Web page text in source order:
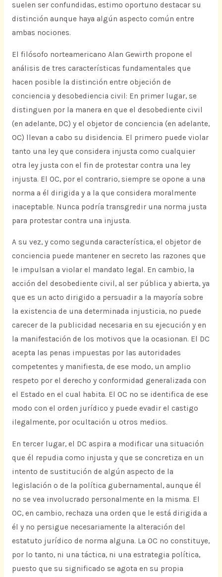
suelen ser confundidas, estimo oportuno destacar su
distinción aunque haya algún aspecto común entre
ambas nociones.
El filósofo norteamericano Alan Gewirth propone el
análisis de tres características fundamentales que
hacen posible la distinción entre objeción de
conciencia y desobediencia civil: En primer lugar, se
distinguen por la manera en que el desobediente civil
(en adelante, DC) y el objetor de conciencia (en adelante,
OC) llevan a cabo su disidencia. El primero puede violar
tanto una ley que considera injusta como cualquier
otra ley justa con el fin de protestar contra una ley
injusta. El OC, por el contrario, siempre se opone a una
norma a él dirigida y a la que considera moralmente
inaceptable. Nunca podría transgredir una norma justa
para protestar contra una injusta.
A su vez, y como segunda característica, el objetor de
conciencia puede mantener en secreto las razones que
le impulsan a violar el mandato legal. En cambio, la
acción del desobediente civil, al ser pública y abierta, ya
que es un acto dirigido a persuadir a la mayoría sobre
la existencia de una determinada injusticia, no puede
carecer de la publicidad necesaria en su ejecución y en
la manifestación de los motivos que la ocasionan. El DC
acepta las penas impuestas por las autoridades
competentes y manifiesta, de ese modo, un amplio
respeto por el derecho y conformidad generalizada con
el Estado en el cual habita. El OC no se identifica de ese
modo con el orden jurídico y puede evadir el castigo
ilegalmente, por ocultación u otros medios.
En tercer lugar, el DC aspira a modificar una situación
que él repudia como injusta y que se concretiza en un
intento de sustitución de algún aspecto de la
legislación o de la política gubernamental, aunque él
no se vea involucrado personalmente en la misma. El
OC, en cambio, rechaza una orden que le está dirigida a
él y no persigue necesariamente la alteración del
estatuto jurídico de norma alguna. La OC no constituye,
por lo tanto, ni una táctica, ni una estrategia política,
puesto que su significado se agota en su propia